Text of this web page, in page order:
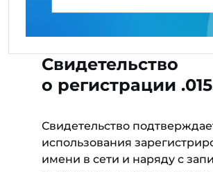
Свидетельство
о регистрации
Свидетельство
использования
имени в сети и наряду с